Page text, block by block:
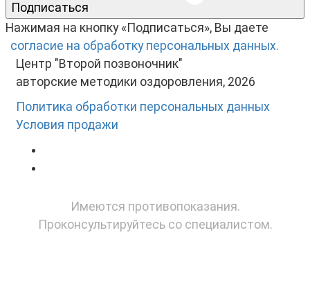
Подписаться
Нажимая на кнопку «Подписаться», Вы даете
согласие на обработку персональных данных.
Центр "Второй позвоночник"
авторские методики оздоровления, 2026
Политика обработки персональных данных
Условия продажи
Имеются противопоказания.
Проконсультируйтесь со специалистом.